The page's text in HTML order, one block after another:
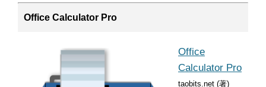
Office Calculator Pro
Office
Calculator Pro
taobits.net (著)